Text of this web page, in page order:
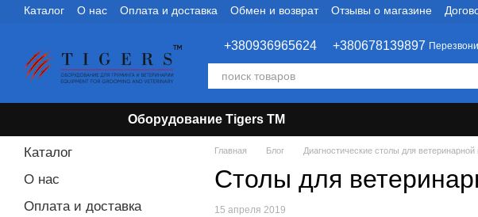
Перейти к основному контенту
Каталог О нас Оплата и доставка Обмен и возврат Отзывы о магазине
+380936965624 +380678139897
Оборудование Tigers TM
Главная Блог Диагностические столы для
Столы для
15 апреля 2019
Каталог
О нас
Оплата и доставка